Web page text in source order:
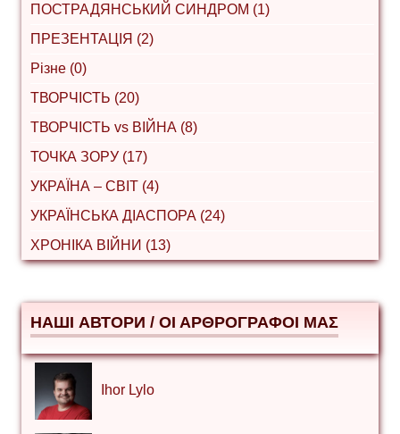
ПОСТРАДЯНСЬКИЙ СИНДРОМ (1)
ПРЕЗЕНТАЦІЯ (2)
Різне (0)
ТВОРЧІСТЬ (20)
ТВОРЧІСТЬ vs ВІЙНА (8)
ТОЧКА ЗОРУ (17)
УКРАЇНА – СВІТ (4)
УКРАЇНСЬКА ДІАСПОРА (24)
ХРОНІКА ВІЙНИ (13)
НАШІ АВТОРИ / ΟΙ ΑΡΘΡΟΓΡΑΦΟΙ ΜΑΣ
Ihor Lylo